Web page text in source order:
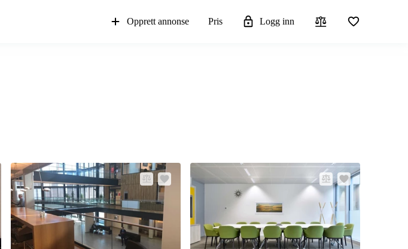
Opprett annonse Pris Logg inn